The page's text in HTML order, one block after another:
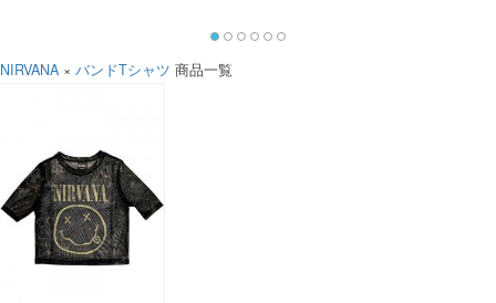
NIRVANA × バンドTシャツ 商品一覧